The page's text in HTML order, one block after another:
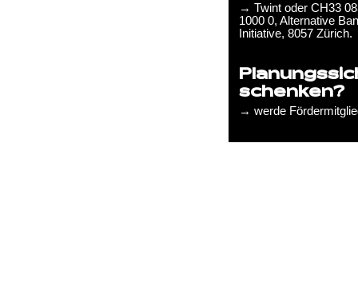
→ Twint oder CH33
1000 0, Alternative
Initiative, 8057 Zürich.
schenken?
→ werde